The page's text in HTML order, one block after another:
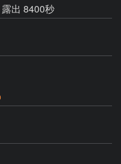
露出 8400秒